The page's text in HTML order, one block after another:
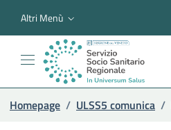
Altri Menù
Homepage / ULSS5 comunica /